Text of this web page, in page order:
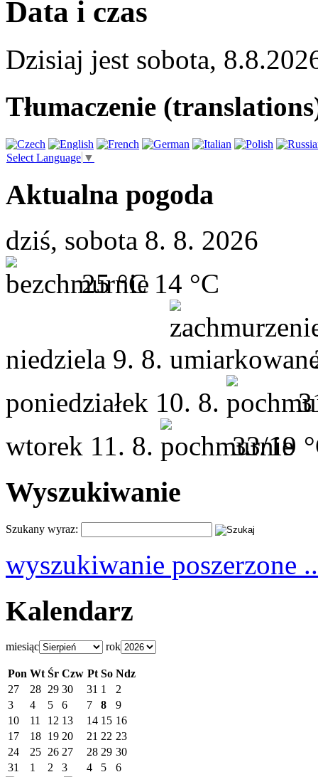
Data i czas
Dzisiaj jest sobota,
Tłumaczenie
Select Language ▼
Aktualna pogoda
dziś, sobota 8. 8. 2026
25 °C 14 °C
niedziela 9. 8.
poniedziałek 10. 8.
wtorek 11. 8. 33/19
Wyszukiwanie
Szukany wyraz:
wyszukiwanie poszerzone
Kalendarz
miesiąc rok
Pon Wt Śr Czw Pt So Ndz
27
28 29 30 31 1
2
3
4 5 6 7 8
9
10
11 12 13 14 15 16
17
18 19 20 21 22 23
24
25 26 27 28 29 30
31
1 2 3 4 5 6